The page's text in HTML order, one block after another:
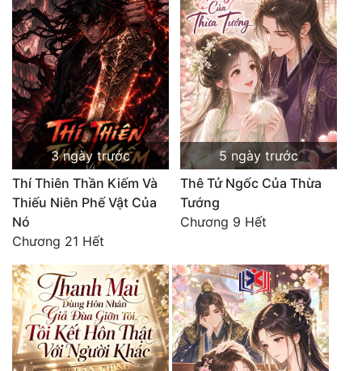
Tu Chân
Tu Tiên
Tội Phạm
Vô Địch
Võ Hiệp
Võng Du
Xuyên Không
Xuyên Nhanh
Xuyên Sách
Xuyên Thư
Điền Văn
3 ngày trước
Thí Thiên Thần Kiếm Và
Thiếu Niên Phế Vật Của
Nó
Chương 21 Hết
5 ngày trước
Thê Tử Ngốc Của Thừa
Tướng
Chương 9 Hết